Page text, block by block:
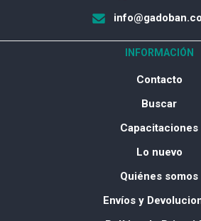
INFORMACIÓN
Contacto
Buscar
Capacitaciones
Lo nuevo
Quiénes somos
Envíos y